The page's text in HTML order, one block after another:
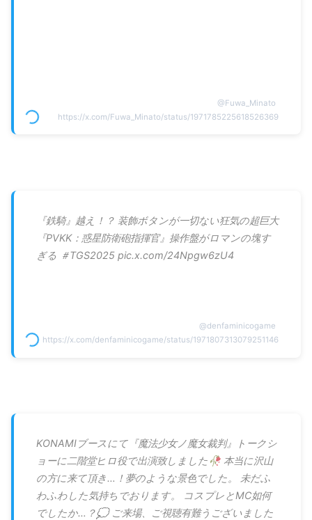
@Fuwa_Minato
https://x.com/Fuwa_Minato/status/1971785225618526369
『鉄騎』越え！？ 装飾ボタンが一切ない狂気の超巨大
『PVKK：惑星防衛砲指揮官』操作盤がロマンの塊す
ぎる ＃TGS2025 pic.x.com/24Npgw6zU4
@denfaminicogame
https://x.com/denfaminicogame/status/1971807313079251146
KONAMIブースにて『魔法少女ノ魔女裁判』トークシ
ョーに二階堂ヒロ役で出演致しました🥀 本当に沢山
の方に来て頂き…！夢のような景色でした。 未だふ
わふわした気持ちでおります。 コスプレとMC如何
でしたか…？💭 ご来場、ご視聴有難うございました